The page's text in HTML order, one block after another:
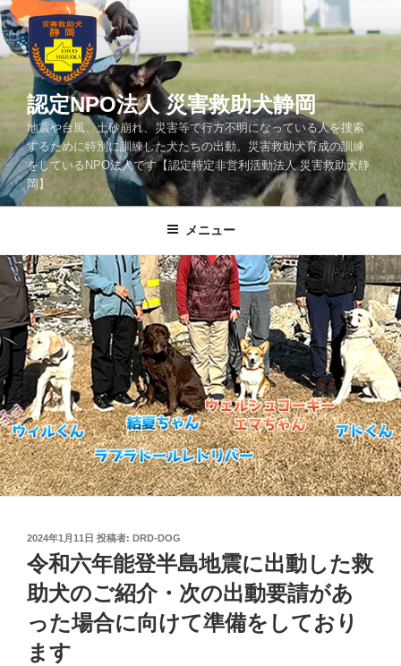
コ
ン
テ
ン
キ
ッ
プ
認定NPO法人 災害救助犬静岡
地震や台風、土砂崩れ、災害等で行方不明になっている人を捜索
するために特別に訓練した犬たちの出動。災害救助犬育成の訓練
をしているNPO法人です【認定特定非営利活動法人 災害救助犬静
岡】
メニュー
投
稿
日:
2024年1月11日 投稿者: DRD-DOG
令和六年能登半島地震に出動した救
助犬のご紹介・次の出動要請があ
った場合に向けて準備をしており
ます